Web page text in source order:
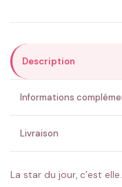
💚 Retour sous 24-48h🇫🇷
Description
Informations
Livraison
La star du jour, c’est